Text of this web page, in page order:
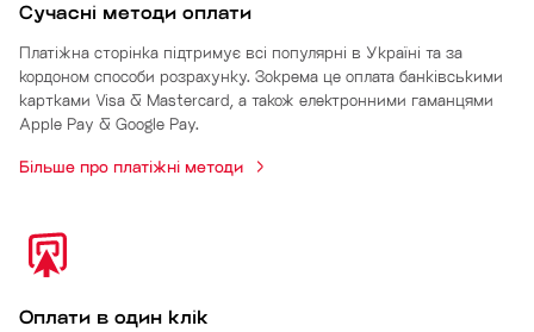
Сучасні методи оплати
Платіжна сторінка підтримує всі популярні в Україні та за
кордоном способи розрахунку. Зокрема це оплата банківськими
картками Visa & Mastercard, а також електронними гаманцями
Apple Pay & Google Pay.
Більше про платіжні методи
Оплати в один клік